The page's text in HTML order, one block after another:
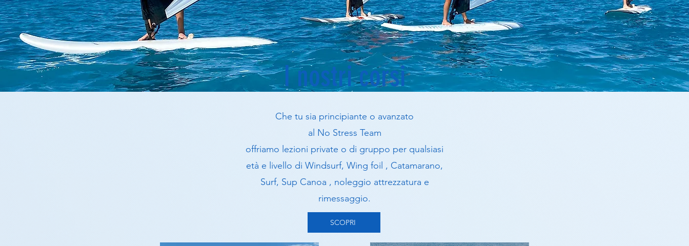
I nostri corsi
Che tu sia principiante o avanzato
al No Stress Team
offriamo lezioni private o di gruppo per qualsiasi
età e livello di Windsurf, Wing foil , Catamarano,
Surf, Sup Canoa , noleggio attrezzatura e
rimessaggio.
SCOPRI